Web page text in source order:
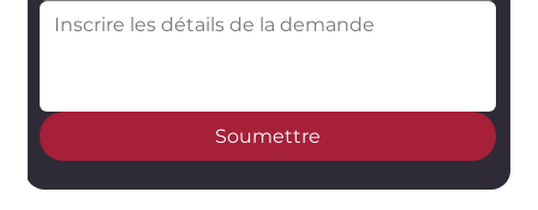
Soumettre